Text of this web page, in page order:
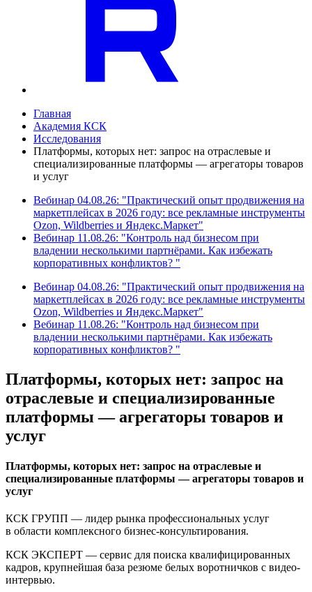
Главная
Академия КСК
Исследования
Платформы, которых нет: запрос на отраслевые и
специализированные платформы — агрегаторы товаров
и услуг
Вебинар 04.08.26: "Практический опыт продвижения на
маркетплейсах в 2026 году: все рекламные инструменты
Ozon, Wildberries и Яндекс.Маркет"
Вебинар 11.08.26: "Контроль над бизнесом при
владении несколькими партнёрами. Как избежать
корпоративных конфликтов? "
Вебинар 04.08.26: "Практический опыт продвижения на
маркетплейсах в 2026 году: все рекламные инструменты
Ozon, Wildberries и Яндекс.Маркет"
Вебинар 11.08.26: "Контроль над бизнесом при
владении несколькими партнёрами. Как избежать
корпоративных конфликтов? "
Платформы, которых нет: запрос на
отраслевые и специализированные
платформы — агрегаторы товаров и
услуг
Платформы, которых нет: запрос на отраслевые и
специализированные платформы — агрегаторы товаров и
услуг
КСК ГРУПП — лидер рынка профессиональных услуг
в области комплексного бизнес-консультирования.
КСК ЭКСПЕРТ — сервис для поиска квалифицированных
кадров, крупнейшая база резюме белых воротничков с видео-
интервью.